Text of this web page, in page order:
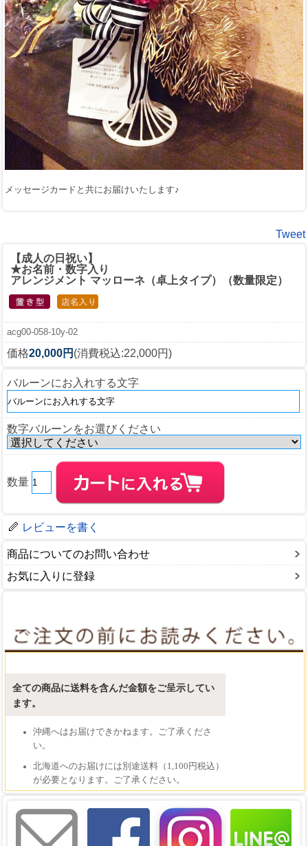
メッセージカードと共にお届けいたします♪
Tweet
【成人の日祝い】
★お名前・数字入り
アレンジメント マッローネ（卓上タイプ）（数量限定）
acg00-058-10y-02
価格20,000円 (消費税込:22,000円)
バルーンにお入れする文字
数字バルーンをお選びください
数量
レビューを書く
商品についてのお問い合わせ
お気に入りに登録